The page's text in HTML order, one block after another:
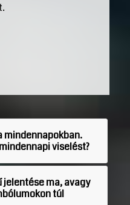
mindennapokban.
viselést?
jelentése ma, avagy
túl